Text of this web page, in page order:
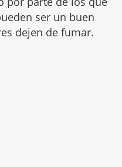
ser un buen
dejen de fumar.